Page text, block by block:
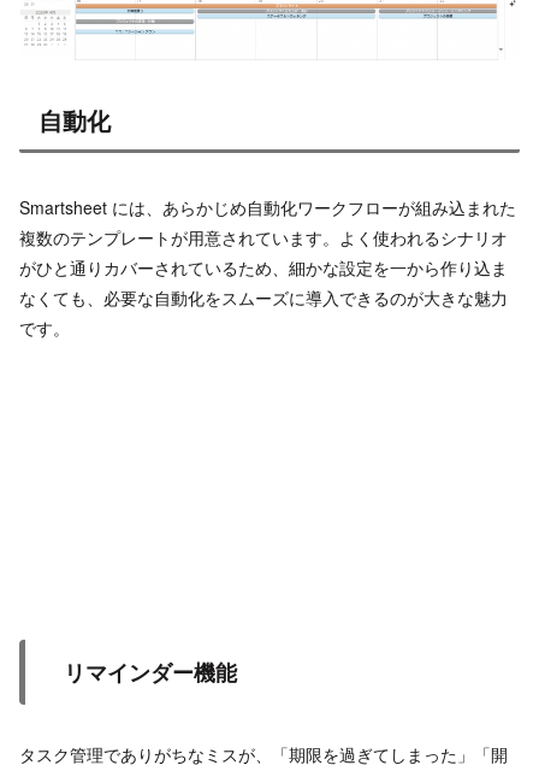
自動化
Smartsheet には、あらかじめ自動化ワークフローが組み込まれた
複数のテンプレートが用意されています。よく使われるシナリオ
がひと通りカバーされているため、細かな設定を一から作り込ま
なくても、必要な自動化をスムーズに導入できるのが大きな魅力
です。
リマインダー機能
タスク管理でありがちなミスが、「期限を過ぎてしまった」「開